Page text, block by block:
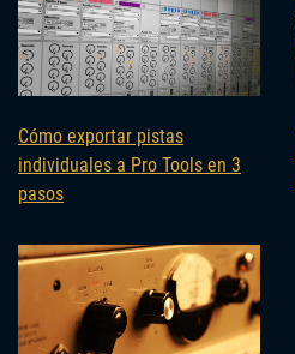
Cómo exportar pistas
individuales a Pro Tools en 3
pasos